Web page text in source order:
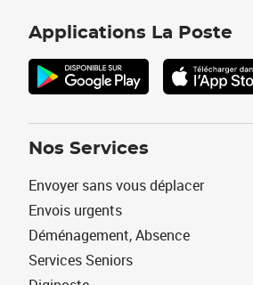
Applications La Poste
Nos Services
Envoyer sans vous déplacer
Envois urgents
Déménagement, Absence
Services Seniors